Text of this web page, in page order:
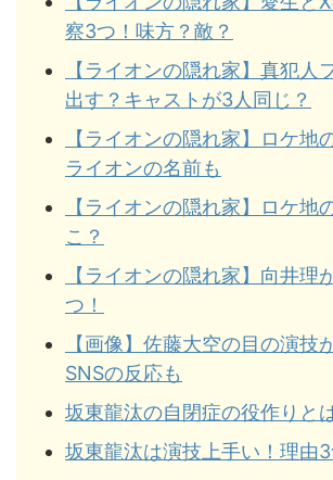
察3つ！味方？敵？
【ライオンの隠れ家】真犯人
出す？キャストが3人同じ？
【ライオンの隠れ家】ロケ地
ライオンの名前も
【ライオンの隠れ家】ロケ地
こ？
【ライオンの隠れ家】向井理
つ！
【画像】佐藤大空の目の演技
SNSの反応も
坂東龍汰の自閉症の役作りと
坂東龍汰は演技上手い！理由3